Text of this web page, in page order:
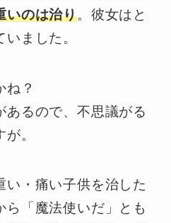
いのは治り。彼女はと
ました。
ね？
あるので、不思議がる
。
い・痛い子供を治した
ら「魔法使いだ」とも